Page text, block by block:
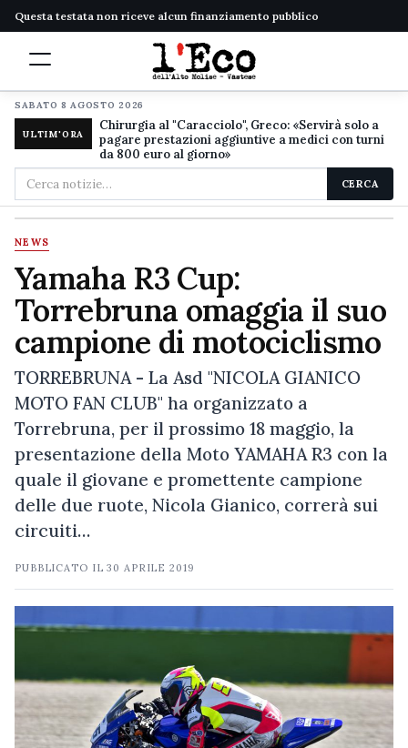
Questa testata non riceve alcun finanziamento pubblico
SABATO 8 AGOSTO 2026
ULTIM'ORA
Chirurgia al "Caracciolo", Greco: «Servirà solo a
pagare prestazioni aggiuntive a medici con turni
da 800 euro al giorno»
Cerca
nel
sito
CERCA
NEWS
Yamaha R3 Cup:
Torrebruna omaggia il suo
campione di motociclismo
TORREBRUNA - La Asd "NICOLA GIANICO
MOTO FAN CLUB" ha organizzato a
Torrebruna, per il prossimo 18 maggio, la
presentazione della Moto YAMAHA R3 con la
quale il giovane e promettente campione
delle due ruote, Nicola Gianico, correrà sui
circuiti…
PUBBLICATO IL30 APRILE 2019